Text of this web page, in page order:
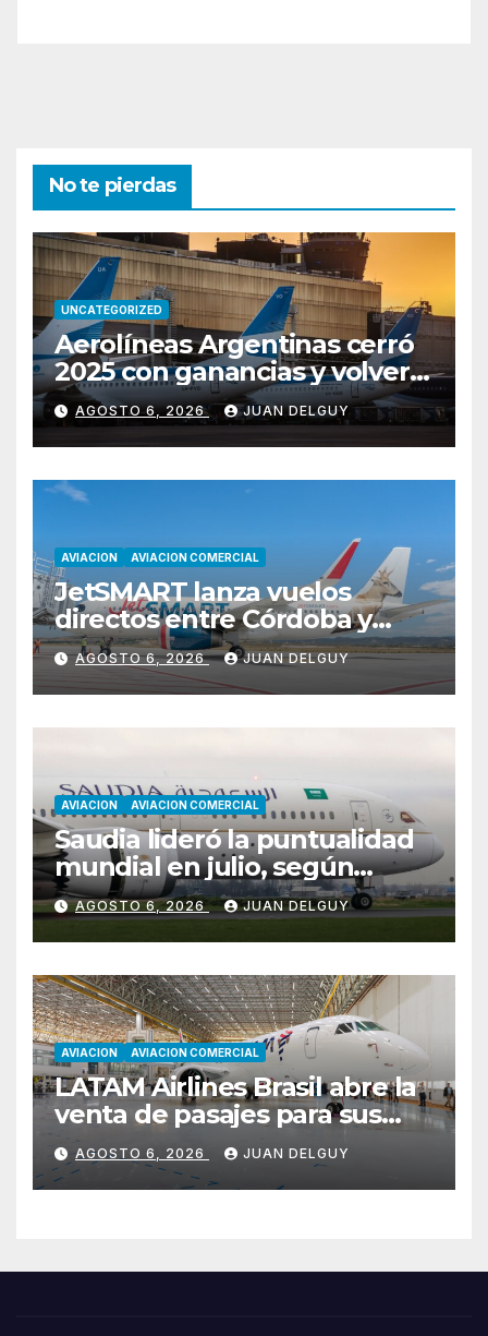
No te pierdas
UNCATEGORIZED
Aerolíneas Argentinas cerró
2025 con ganancias y volverá
a pagar impuesto a las
ganancias
AGOSTO 6, 2026 JUAN DELGUY
AVIACION AVIACION COMERCIAL
JetSMART lanza vuelos
directos entre Córdoba y
Florianópolis
AGOSTO 6, 2026 JUAN DELGUY
AVIACION AVIACION COMERCIAL
Saudia lideró la puntualidad
mundial en julio, según
Cirium
AGOSTO 6, 2026 JUAN DELGUY
AVIACION AVIACION COMERCIAL
LATAM Airlines Brasil abre la
venta de pasajes para sus
nuevos Embraer E195-E2 y
anuncia la expansión de su
red
AGOSTO 6, 2026 JUAN DELGUY